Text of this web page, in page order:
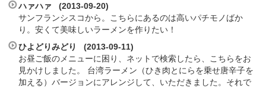
ハァハァ (2013-09-20)
サンフランシスコから。こちらにあるのは高いパチモノばか
り。安くて美味しいラーメンを作りたい！
ひよどりみどり (2013-09-11)
お昼ご飯のメニューに困り、ネットで検索したら、こちらをお
見かけしました。 台湾ラーメン（ひき肉とにらを乗せ唐辛子を
加える）バージョンにアレンジして、いただきました。それで